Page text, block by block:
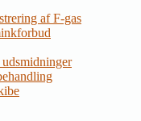
af F-gas